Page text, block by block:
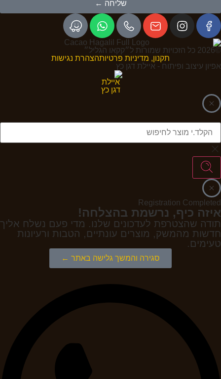
שליחה ←
©2026 כל הזכויות שמורות ל״קקאו הגליל״
תקנון, מדיניות פרטיותהצהרת נגישות
אפיון עיצוב ופיתוח - איילת דגן כץ
Registration Completed
איזה כיף, נרשמת בהצלחה!
תודה שהצטרפת לעדכונים שלנו. מדי פעם נשלח אליך
חדשות מהמשק, מוצרים עונתיים, הטבות ורעיונות
טעימים.
סגירה והמשך גלישה באתר ←